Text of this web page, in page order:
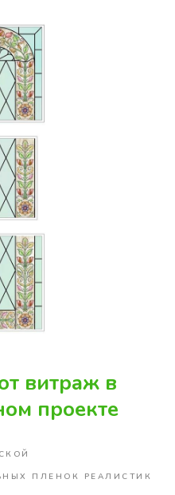
витраж в
проекте
ПЛЕНОК РЕАЛИСТИК